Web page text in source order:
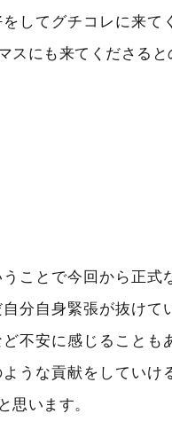
してグチコレに来て
スにも来てくださると
ことで今回から正式
分自身緊張が抜けて
不安に感じることも
うな貢献をしていけ
思います。